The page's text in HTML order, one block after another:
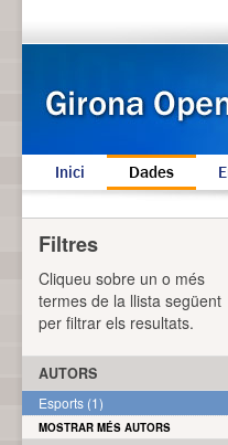
Inici Dades
Filtres
Cliqueu sobre un o més
termes de la llista següent
per filtrar els resultats.
AUTORS
Esports (1)
MOSTRAR MÉS AUTORS